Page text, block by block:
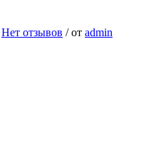
Нет отзывов /от admin